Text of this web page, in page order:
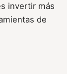
invertir más
de